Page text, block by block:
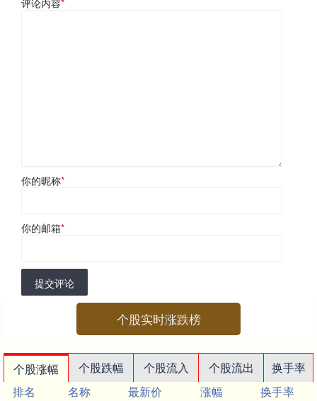
评论内容*
你的昵称*
你的邮箱*
提交评论
个股实时涨跌榜
个股涨幅 个股跌幅 个股流入 个股流出
换手率
排名
名称 最新价 涨幅
换手率